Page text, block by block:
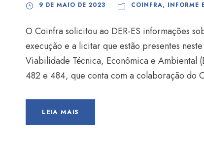
9 DE MAIO DE 2023 COINFRA, INFORME
O Coinfra solicitou ao DER-ES informações
execução e a licitar que estão presentes
Viabilidade Técnica, Econômica e Ambiental
482 e 484, que conta com a colaboração do
LEIA MAIS